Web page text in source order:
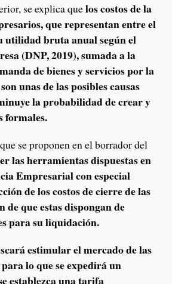
se explica quelos costos de la
que representan entre el
utilidad bruta anual según el
(DNP, 2019), sumada a la
de bienes y servicios por la
unas de las posibles causas
la probabilidad de crear y
formales.
se proponen en el borrador del
las herramientas dispuestas en
Empresarial con especial
de los costos de cierre de las
de que estas dispongan de
para su liquidación.
estimular el mercado de las
lo que se expedirá un
establezca una tarifa